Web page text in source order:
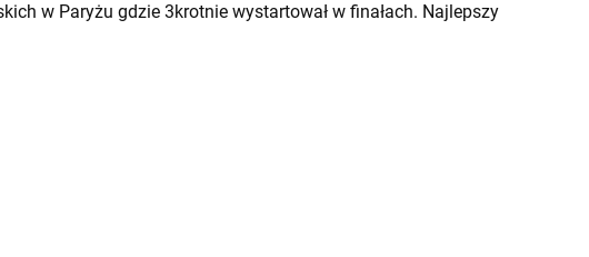
w Paryżu gdzie 3krotnie wystartował w finałach. Najlepszy